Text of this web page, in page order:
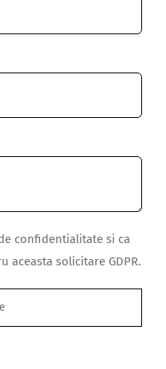
confidentialitate si ca
aceasta solicitare GDPR.